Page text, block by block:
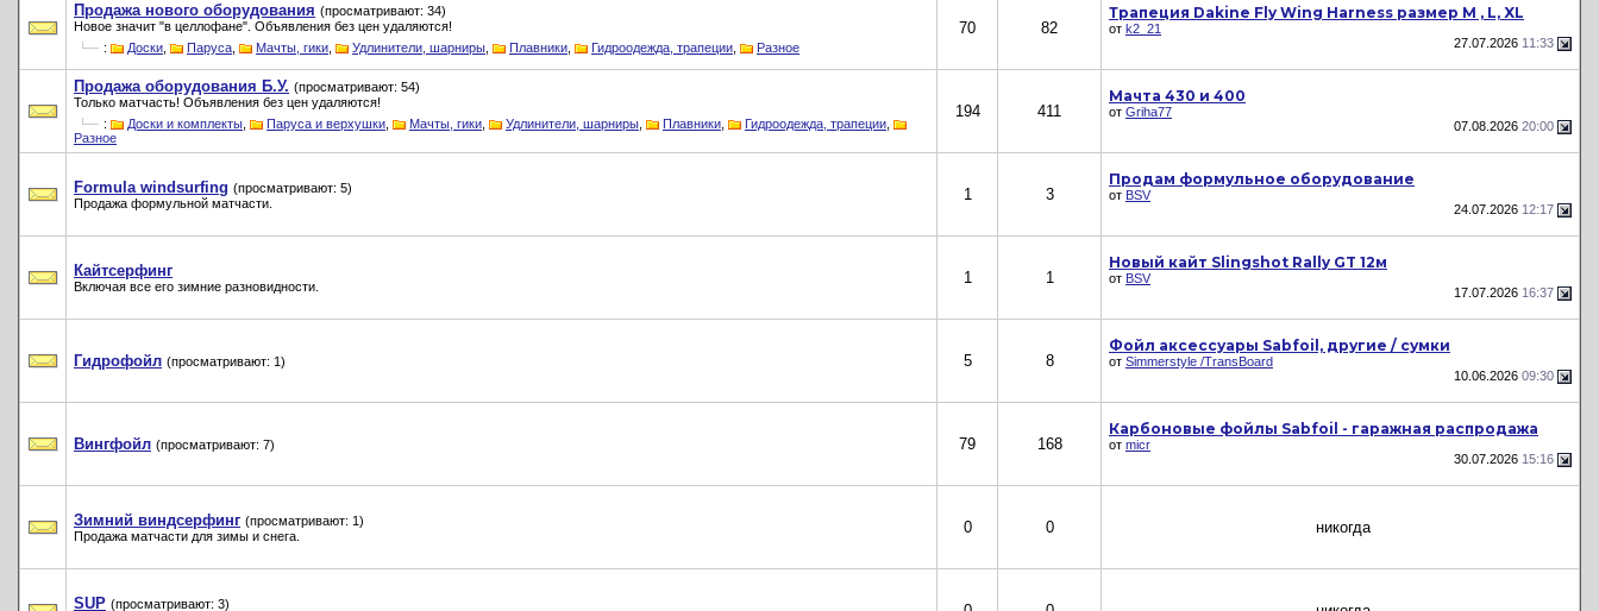
Продажа нового оборудования (просматривают: 34)
Новое значит "в целлофане". Объявления без цен удаляются!
:
Доски Паруса Мачты, гики Удлинители, шарниры Плавники Гидроодежда, трапеции Разное
70 82
Трапеция Dakine Fly Wing Harness размер M , L, XL
от k2_21
27.07.2026 11:33
Продажа оборудования Б.У. (просматривают: 54)
Только матчасть! Объявления без цен удаляются!
:
Доски и комплекты Паруса и верхушки Мачты, гики Удлинители, шарниры Плавники Гидроодежда, трапеции
Разное
194 411
Мачта 430 и 400
от Griha77
07.08.2026 20:00
Formula windsurfing (просматривают: 5)
Продажа формульной матчасти.
1 3
Продам формульное оборудование
от BSV
24.07.2026 12:17
Кайтсерфинг
Включая все его зимние разновидности. 1 1
Новый кайт Slingshot Rally GT 12м
от BSV
17.07.2026 16:37
Гидрофойл (просматривают: 1) 5 8
Фойл аксессуары Sabfoil, другие / сумки
от Simmerstyle /TransBoard
10.06.2026 09:30
Вингфойл (просматривают: 7) 79 168
Карбоновые фойлы Sabfoil - гаражная распродажа
от micr
30.07.2026 15:16
Зимний виндсерфинг (просматривают: 1)
Продажа матчасти для зимы и снега.
0 0 никогда
SUP (просматривают: 3)